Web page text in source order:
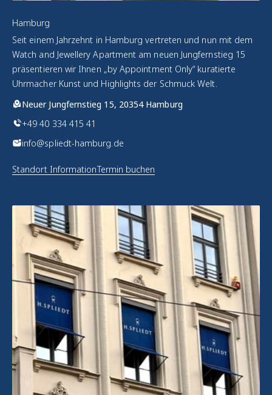
Hamburg
Seit einem Jahrzehnt in Hamburg vertreten und nun mit dem
Watch and Jewellery Apartment am neuen Jungfernstieg 15
präsentieren wir Ihnen „by Appointment Only“ kuratierte
Uhrmacher Kunst und Highlights der Schmuck Welt.
Neuer Jungfernstieg 15, 20354 Hamburg
+49 40 334 415 41
info@spliedt-hamburg.de
Standort InformationTermin buchen